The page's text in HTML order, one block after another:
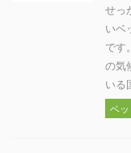
せっ
いベ
です
の気
いる
ベ